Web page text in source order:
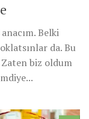
Belki
da. Bu
biz oldum